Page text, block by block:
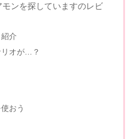
ンを探していますのレビ
介
リオが…？
おう